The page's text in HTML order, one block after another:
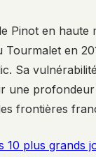
Pinot en haute
Tourmalet en
Sa
une
frontières
10 plus grands